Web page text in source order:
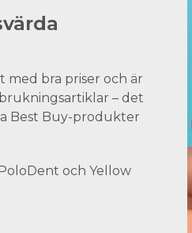
bra priser och är
– det
Best Buy-produkter
och Yellow